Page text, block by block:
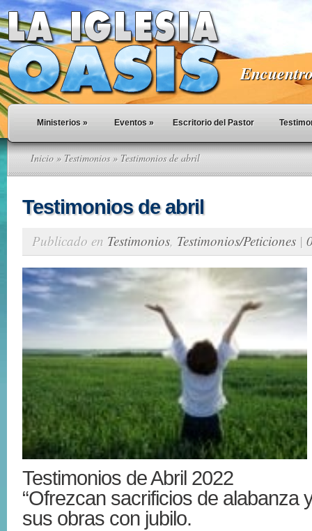
Ministerios » Eventos » Escritorio del Pastor
Inicio » Testimonios» Testimonios de abril
Testimonios de abril
Publicado en Testimonios, Testimonios/Peticiones |
Testimonios de Abril 2022
“Ofrezcan sacrificios de alabanza
sus obras con jubilo.